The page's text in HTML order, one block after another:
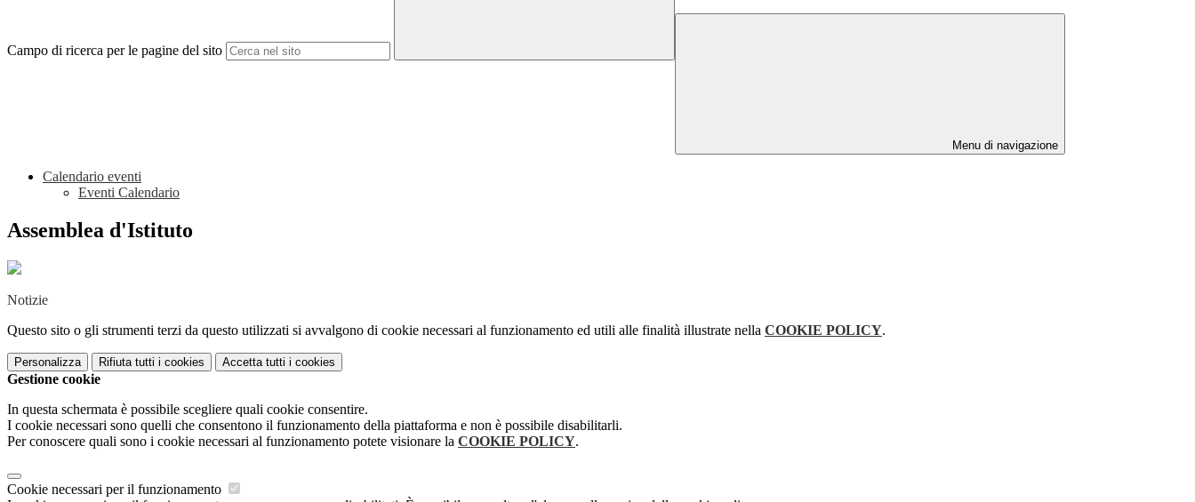
Campo di ricerca per le pagine del sito
Menu di navigazione
Calendario eventi
Eventi Calendario
Assemblea d'Istituto
Notizie
Questo sito o gli strumenti terzi da questo utilizzati si avvalgono di cookie necessari al funzionamento ed utili alle finalità illustrate nella COOKIE POLICY.
Personalizza Rifiuta tutti i cookies Accetta tutti i cookies
Gestione cookie
In questa schermata è possibile scegliere quali cookie consentire.
I cookie necessari sono quelli che consentono il funzionamento della piattaforma e non è possibile disabilitarli.
Per conoscere quali sono i cookie necessari al funzionamento potete visionare la COOKIE POLICY.
Cookie necessari per il funzionamento